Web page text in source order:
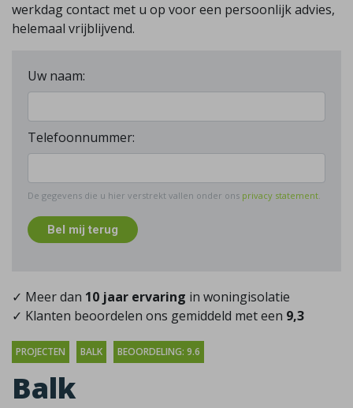
werkdag contact met u op voor een persoonlijk advies,
helemaal vrijblijvend.
Uw naam:
Telefoonnummer:
De gegevens die u hier verstrekt vallen onder ons privacy statement.
Bel mij terug
✓ Meer dan 10 jaar ervaring in woningisolatie
✓ Klanten beoordelen ons gemiddeld met een 9,3
PROJECTEN BALK BEOORDELING: 9.6
Balk